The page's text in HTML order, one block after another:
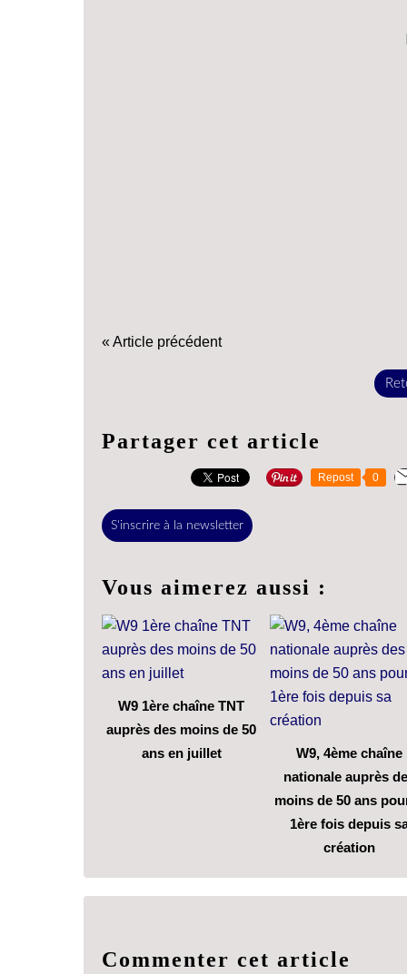
« Article précédent
Partager cet article
Repost 0
S'inscrire à la newsletter
Vous aimerez aussi :
W9 1ère chaîne TNT
auprès des moins de 50
ans en juillet
W9, 4ème chaîne
nationale auprès
moins de 50 ans
1ère fois depuis
création
Commenter cet article